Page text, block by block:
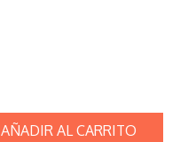
AÑADIR AL CARRITO